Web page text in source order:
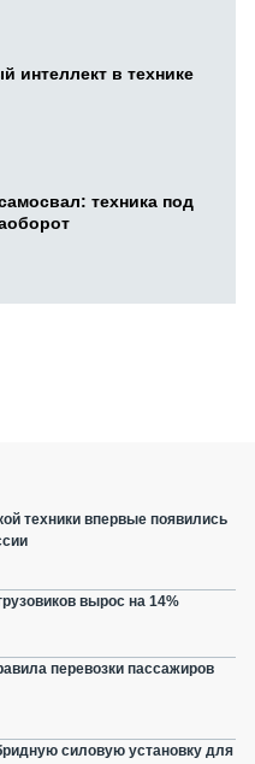
интеллект в технике
техника под
техники впервые появились
вырос на 14%
перевозки пассажиров
силовую установку для